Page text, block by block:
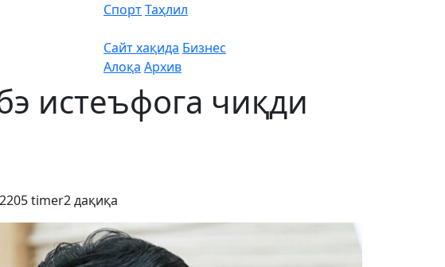
СпортТаҳлил
Сайт хақида Бизнес
Алоқа Архив
истеъфога чиқди
timer2 дақиқа